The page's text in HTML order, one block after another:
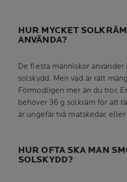
HUR MYCKET
ANVÄNDA?
De flesta människor
solskydd. Men vad är rätt
Förmodligen mer än du tror.
behöver 36 g solkräm för att
är ungefär två matskedar,
HUR OFTA SKA MAN
SOLSKYDD?